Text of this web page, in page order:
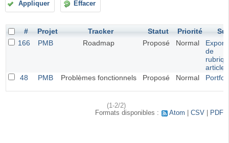
Appliquer Effacer
# Projet Tracker Statut Priorité
166
PMB Roadmap Proposé Normal
de
article
48
PMB Problèmes fonctionnels Proposé Normal
(1-2/2)
Formats disponibles :
Atom CSV PDF